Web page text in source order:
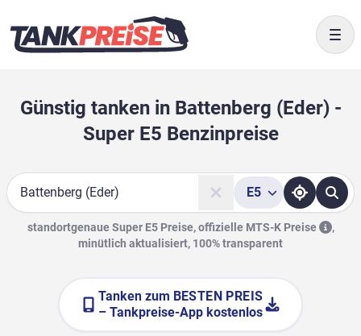
Günstig tanken in Battenberg (Eder) -
Super E5 Benzinpreise
Suche
E5
standortgenaue Super E5 Preise, offizielle MTS-K Preise
,
minütlich aktualisiert, 100% transparent
Tanken zum BESTEN PREIS
– Tankpreise-App kostenlos